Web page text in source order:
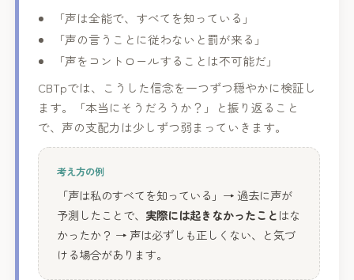
「声は全能で、すべてを知っている」
「声の言うことに従わないと罰が来る」
「声をコントロールすることは不可能だ」
CBTpでは、こうした信念を一つずつ穏やかに検証し
ます。「本当にそうだろうか？」と振り返ること
で、声の支配力は少しずつ弱まっていきます。
考え方の例
「声は私のすべてを知っている」→ 過去に声が
予測したことで、 実際には起きなかったことはな
かったか？ → 声は必ずしも正しくない、と気づ
ける場合があります。